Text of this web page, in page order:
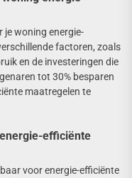
je woning energie-
factoren, zoals
en de investeringen die
tot 30% besparen
maatregelen te
efficiënte
voor energie-efficiënte